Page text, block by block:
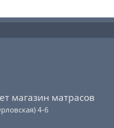
магазин матрасов
4-6